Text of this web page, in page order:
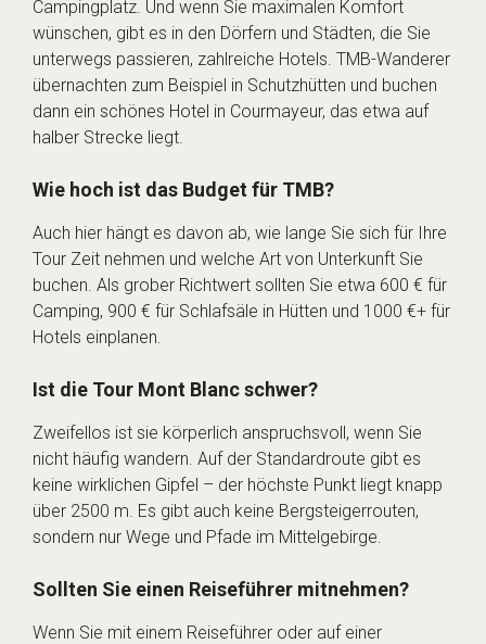
Campingplatz. Und wenn Sie maximalen Komfort
wünschen, gibt es in den Dörfern und Städten, die Sie
unterwegs passieren, zahlreiche Hotels. TMB-Wanderer
übernachten zum Beispiel in Schutzhütten und buchen
dann ein schönes Hotel in Courmayeur, das etwa auf
halber Strecke liegt.
Wie hoch ist das Budget für TMB?
Auch hier hängt es davon ab, wie lange Sie sich für Ihre
Tour Zeit nehmen und welche Art von Unterkunft Sie
buchen. Als grober Richtwert sollten Sie etwa 600 € für
Camping, 900 € für Schlafsäle in Hütten und 1000 €+ für
Hotels einplanen.
Ist die Tour Mont Blanc schwer?
Zweifellos ist sie körperlich anspruchsvoll, wenn Sie
nicht häufig wandern. Auf der Standardroute gibt es
keine wirklichen Gipfel – der höchste Punkt liegt knapp
über 2500 m. Es gibt auch keine Bergsteigerrouten,
sondern nur Wege und Pfade im Mittelgebirge.
Sollten Sie einen Reiseführer mitnehmen?
Wenn Sie mit einem Reiseführer oder auf einer